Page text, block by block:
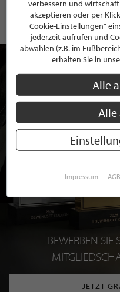
BEWERBEN SIE
JETZT
verbessern und
akzeptieren oder per
Cookie-Einstellungen"
jederzeit aufrufen und
abwählen (z.B. im
erhalten Sie in
Alle
Alle
Impressum